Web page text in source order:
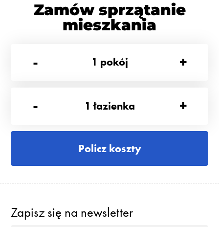
Zamów sprzątanie
mieszkania
-
1 pokój +
- 1 łazienka +
Policz koszty
Zapisz się na newsletter